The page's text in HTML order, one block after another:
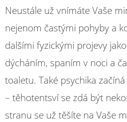
Neustále už vnímáte Vaše
nejenom častými pohyby a
dalšími fyzickými projevy
dýcháním, spaním v noci a
toaletu. Také psychika
– těhotentsví se zdá být
stranu se už těšíte na Vaše